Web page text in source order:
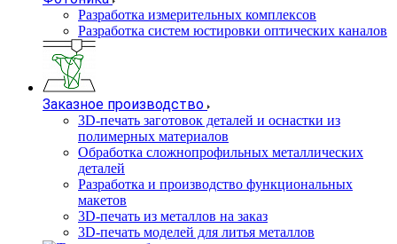
Разработка измерительных комплексов
Разработка систем юстировки оптических каналов
Заказное производство
3D-печать заготовок деталей и оснастки из
полимерных материалов
Обработка сложнопрофильных металлических
деталей
Разработка и производство функциональных
макетов
3D-печать из металлов на заказ
3D-печать моделей для литья металлов